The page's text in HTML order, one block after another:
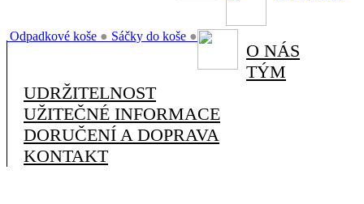
Odpadkové koše ● Sáčky do koše ●
O NÁS
TÝM
UDRŽITELNOST
UŽITEČNÉ INFORMACE
DORUČENÍ A DOPRAVA
KONTAKT